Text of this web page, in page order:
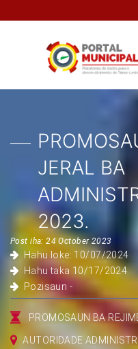
JERAL BA
2023.
Post iha: 24 October 2023
Hahu loke: 10/07/2024
Hahu taka 10/17/2024
Pozisaun -
PROMOSAUN BA
AUTORIDADE